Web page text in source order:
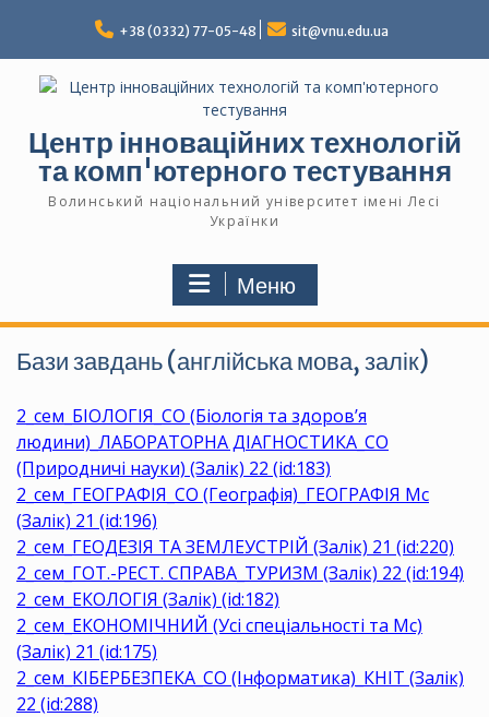
вмісту
+38 (0332) 77-05-48 sit@vnu.edu.ua
Центр інноваційних технологій
та комп'ютерного тестування
Волинський національний університет імені Лесі
Українки
Меню
Бази завдань (англійська мова, залік)
2_сем_БІОЛОГІЯ_СО (Біологія та здоров’я
людини)_ЛАБОРАТОРНА ДІАГНОСТИКА_СО
(Природничі науки) (Залік) 22 (id:183)
2_сем_ГЕОГРАФІЯ_СО (Географія)_ГЕОГРАФІЯ Мс
(Залік) 21 (id:196)
2_сем_ГЕОДЕЗІЯ ТА ЗЕМЛЕУСТРІЙ (Залік) 21 (id:220)
2_сем_ГОТ.-РЕСТ. СПРАВА_ТУРИЗМ (Залік) 22 (id:194)
2_сем_ЕКОЛОГІЯ (Залік) (id:182)
2_сем_ЕКОНОМІЧНИЙ (Усі спеціальності та Мс)
(Залік) 21 (id:175)
2_сем_КІБЕРБЕЗПЕКА_СО (Інформатика)_КНІТ (Залік)
22 (id:288)